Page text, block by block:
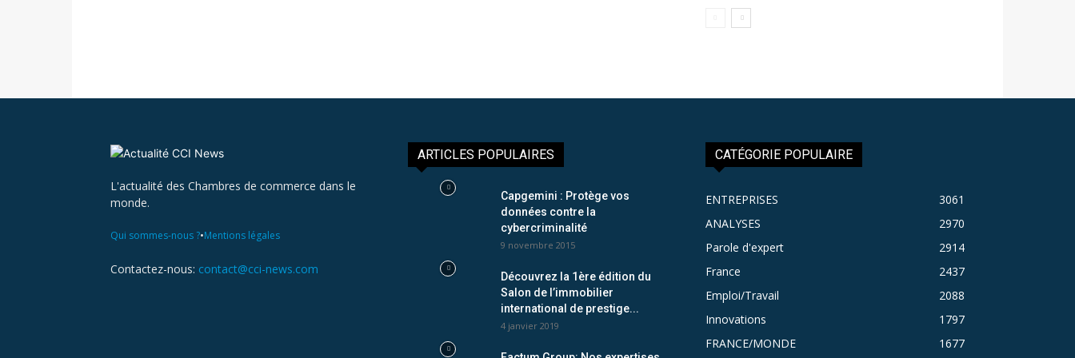
L'actualité des Chambres de commerce dans le
monde.
Qui sommes-nous ?•Mentions légales
Contactez-nous: contact@cci-news.com
ARTICLES POPULAIRES
Capgemini : Protège vos
données contre la
cybercriminalité
9 novembre 2015
Découvrez la 1ère édition du
Salon de l’immobilier
international de prestige...
4 janvier 2019
CATÉGORIE POPULAIRE
ENTREPRISES
3061
ANALYSES
2970
Parole d'expert
2914
France
2437
Emploi/Travail
2088
Innovations
1797
FRANCE/MONDE
1677